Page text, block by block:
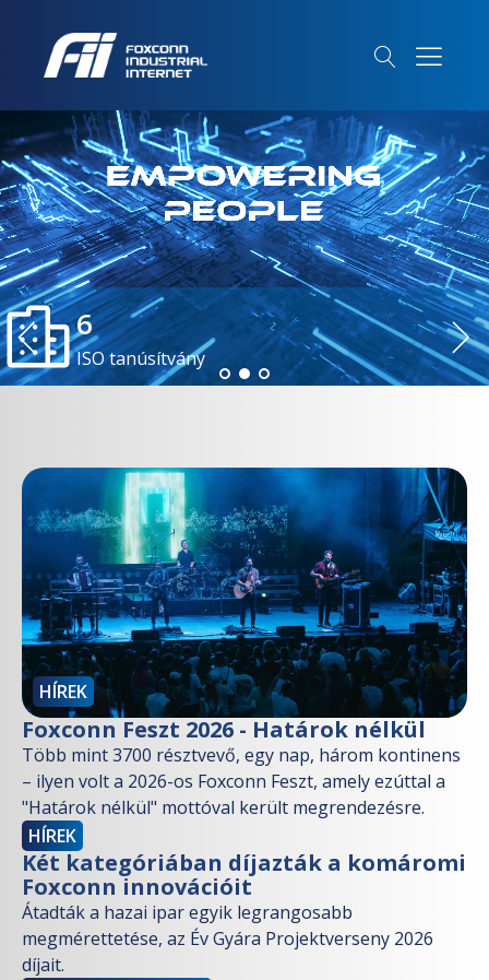
6
ISO tanúsítvány
HÍREK
Foxconn Feszt 2026 - Határok nélkül
Több mint 3700 résztvevő, egy nap, három kontinens
– ilyen volt a 2026-os Foxconn Feszt, amely ezúttal a
"Határok nélkül" mottóval került megrendezésre.
HÍREK
Két kategóriában díjazták a komáromi
Foxconn innovációit
Átadták a hazai ipar egyik legrangosabb
megmérettetése, az Év Gyára Projektverseny 2026
díjait.